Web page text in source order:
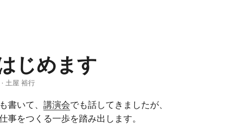
じめます
土屋 裕行
書いて、 講演会でも話してきましたが、
事をつくる一歩を踏み出します。